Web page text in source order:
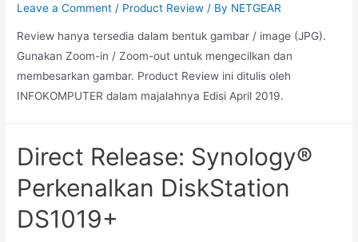
Leave a Comment / Product Review / By NETGEAR
Review hanya tersedia dalam bentuk gambar / image (JPG).
Gunakan Zoom-in / Zoom-out untuk mengecilkan dan
membesarkan gambar. Product Review ini ditulis oleh
INFOKOMPUTER dalam majalahnya Edisi April 2019.
Direct Release: Synology®
Perkenalkan DiskStation
DS1019+